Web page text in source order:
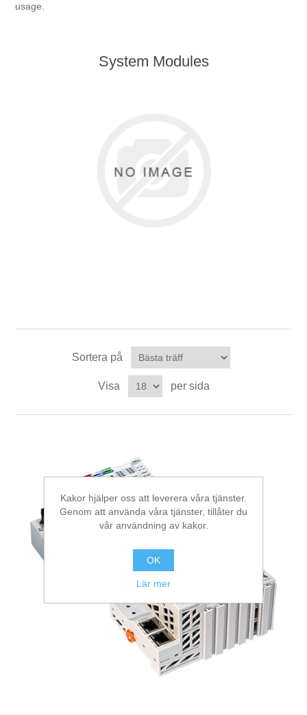
Temperaturmätning
usage.
System Modules
Sortera på
Visa per sida
Kakor hjälper oss att leverera våra tjänster.
Genom att använda våra tjänster, tillåter du
vår användning av kakor.
OK
Lär mer